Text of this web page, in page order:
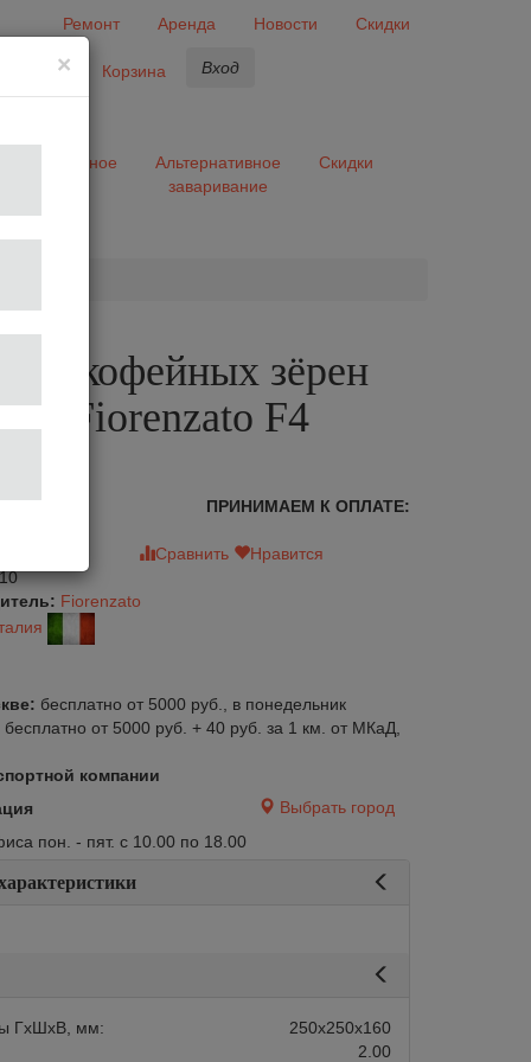
Ремонт Аренда Новости
Скидки
Корзина Вход
Разное
Альтернативное
заваривание
Скидки
для кофейных зёрен
Fiorenzato F4
ПРИНИМАЕМ К ОПЛАТЕ:
Сравнить
Нравится
Fiorenzato
бесплатно от 5000 руб., в понедельник
бесплатно от 5000 руб. + 40 руб. за 1 км. от МКаД,
компании
Выбрать город
пон. - пят. с 10.00 по 18.00
ГхШхВ, мм:
250х250х160
2.00
×